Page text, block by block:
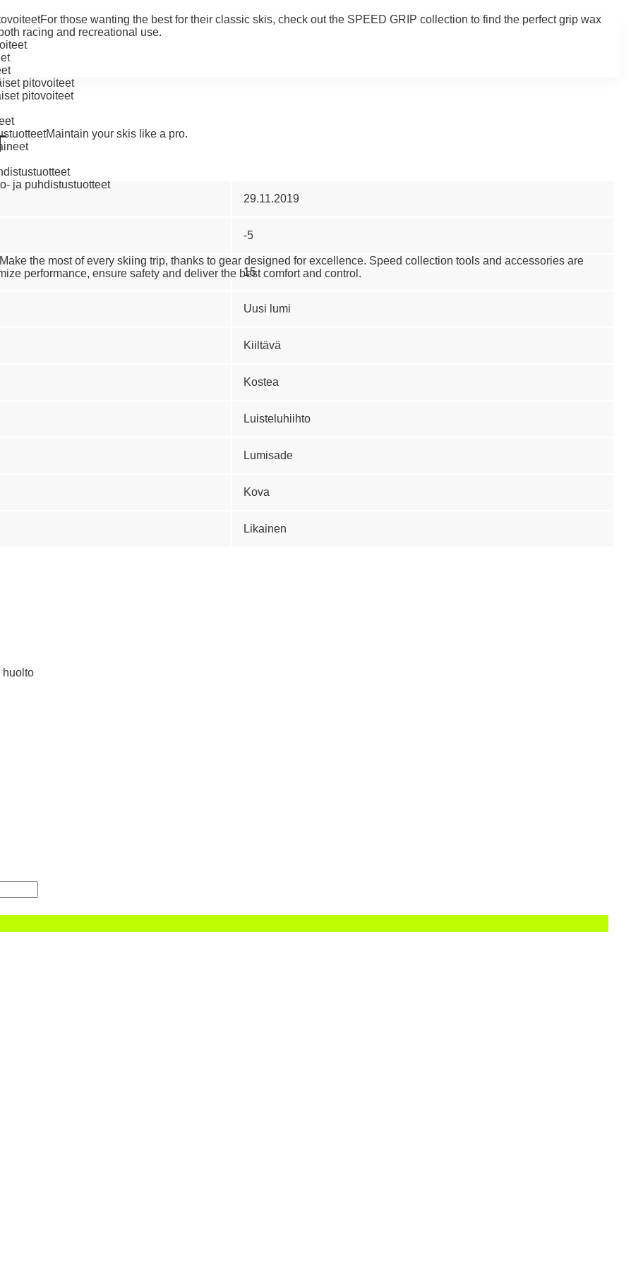
For those wanting the best for their classic skis, check out the SPEED GRIP collection to find the perfect grip wax
racing and recreational use.
pitovoiteet
pitovoiteet
Maintain your skis like a pro.
ja puhdistustuotteet
Make the most of every skiing trip, thanks to gear designed for excellence. Speed collection tools and accessories are
performance, ensure safety and deliver the best comfort and control.
huolto
29.11.2019
-5
15
Uusi lumi
Kiiltävä
Kostea
Luisteluhiihto
Lumisade
Kova
Likainen